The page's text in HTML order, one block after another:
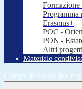
Formazione
Programma
Erasmus+
POC -
PON -
Altri progetti
Materiale
Campo di ricerca per le